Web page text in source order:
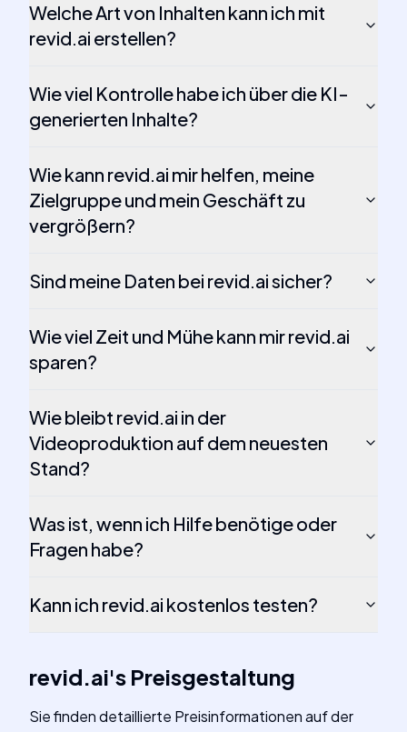
Welche Art von Inhalten kann ich mit
revid.ai erstellen?
Wie viel Kontrolle habe ich über die KI-
generierten Inhalte?
Wie kann revid.ai mir helfen, meine
Zielgruppe und mein Geschäft zu
vergrößern?
Sind meine Daten bei revid.ai sicher?
Wie viel Zeit und Mühe kann mir revid.ai
sparen?
Wie bleibt revid.ai in der
Videoproduktion auf dem neuesten
Stand?
Was ist, wenn ich Hilfe benötige oder
Fragen habe?
Kann ich revid.ai kostenlos testen?
revid.ai's Preisgestaltung
Sie finden detaillierte Preisinformationen auf der